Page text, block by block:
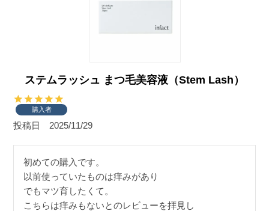
ステムラッシュ まつ毛美容液（Stem Lash）
購入者
投稿日 2025/11/29
初めての購入です。
以前使っていたものは痒みがあり
でもマツ育したくて。
こちらは痒みもないとのレビューを拝見し